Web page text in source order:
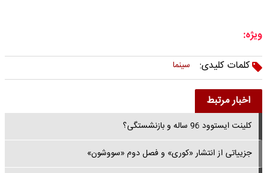
ویژه:
کلمات کلیدی:
سینما
اخبار مرتبط
کلینت ایستوود 96 ساله و بازنشستگی؟
جزییاتی از انتشار «کوری» و فصل دوم «سووشون»